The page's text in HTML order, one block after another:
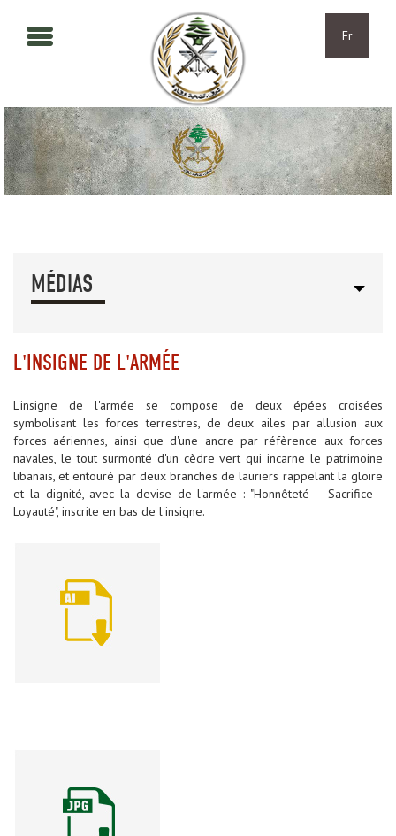
Fr
MÉDIAS
L'INSIGNE DE L'ARMÉE
L'insigne de l'armée se compose de deux épées croisées
symbolisant les forces terrestres, de deux ailes par allusion aux
forces aériennes, ainsi que d'une ancre par réfèrence aux forces
navales, le tout surmonté d'un cèdre vert qui incarne le patrimoine
libanais, et entouré par deux branches de lauriers rappelant la gloire
et la dignité, avec la devise de l'armée : "Honnêteté – Sacrifice -
Loyauté", inscrite en bas de l'insigne.